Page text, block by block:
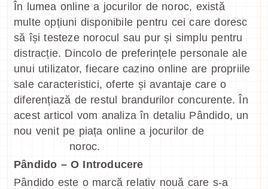
În lumea online a jocurilor de noroc, există
multe opțiuni disponibile pentru cei care doresc
să își testeze norocul sau pur și simplu pentru
distracție. Dincolo de preferințele personale ale
unui utilizator, fiecare cazino online are propriile
sale caracteristici, oferte și avantaje care o
diferențiază de restul brandurilor concurente. În
acest articol vom analiza în detaliu Pândido, un
nou venit pe piața online a jocurilor de
noroc.
Pândido – O Introducere
Pândido este o marcă relativ nouă care s-a